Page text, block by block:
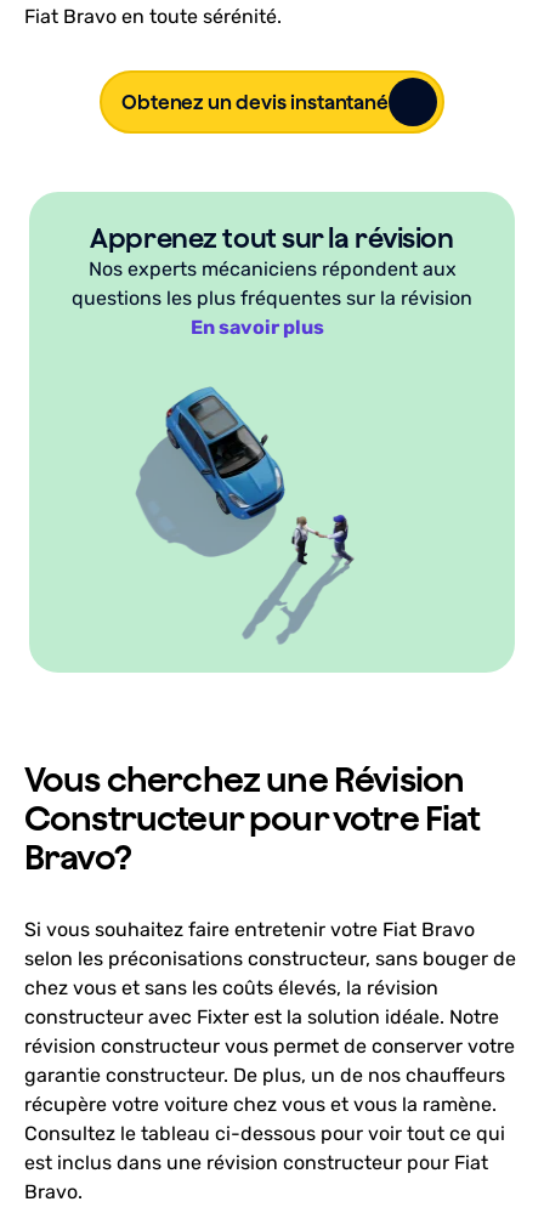
Fiat Bravo en toute sérénité.
Obtenez un devis instantané
Apprenez tout sur la révision
Nos experts mécaniciens répondent aux
questions les plus fréquentes sur la révision
En savoir plus
Vous cherchez une Révision
Constructeur pour votre Fiat
Bravo?
Si vous souhaitez faire entretenir votre Fiat Bravo
selon les préconisations constructeur, sans bouger de
chez vous et sans les coûts élevés, la révision
constructeur avec Fixter est la solution idéale. Notre
révision constructeur vous permet de conserver votre
garantie constructeur. De plus, un de nos chauffeurs
récupère votre voiture chez vous et vous la ramène.
Consultez le tableau ci-dessous pour voir tout ce qui
est inclus dans une révision constructeur pour Fiat
Bravo.